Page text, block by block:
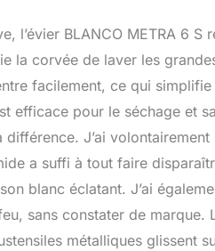
l’évier BLANCO METRA 6
la corvée de laver les
facilement, ce qui
efficace pour le séchage et
différence. J’ai
a suffi à tout faire
blanc éclatant. J’ai
sans constater de marque.
métalliques glissent